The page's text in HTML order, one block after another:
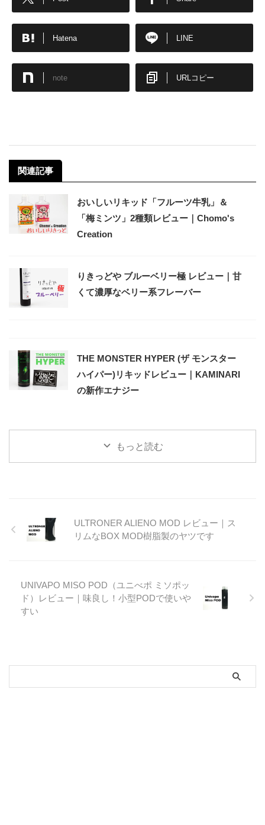
Hatena LINE
note URLコピー
関連記事
おいしいリキッド「フルーツ牛乳」＆
「梅ミンツ」2種類レビュー｜Chomo's
Creation
りきっどや ブルーベリー極 レビュー｜甘
くて濃厚なベリー系フレーバー
THE MONSTER HYPER (ザ モンスター
ハイパー)リキッドレビュー｜KAMINARI
の新作エナジー
もっと読む
ULTRONER ALIENO MOD レビュー｜ス
リムなBOX MOD樹脂製のヤツです
UNIVAPO MISO POD（ユニべポ ミソポッ
ド）レビュー｜味良し！小型PODで使いや
すい